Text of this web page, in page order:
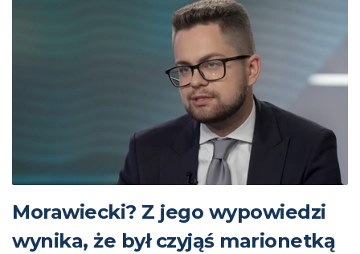
Morawiecki? Z jego wypowiedzi
wynika, że był czyjąś marionetką